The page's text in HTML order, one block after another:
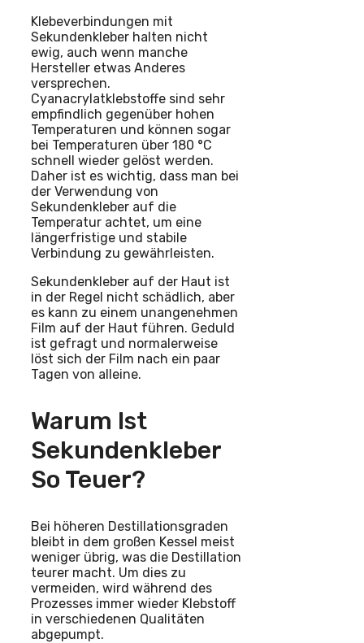
Klebeverbindungen mit
Sekundenkleber halten nicht
ewig, auch wenn manche
Hersteller etwas Anderes
versprechen.
Cyanacrylatklebstoffe sind sehr
empfindlich gegenüber hohen
Temperaturen und können sogar
bei Temperaturen über 180 °C
schnell wieder gelöst werden.
Daher ist es wichtig, dass man bei
der Verwendung von
Sekundenkleber auf die
Temperatur achtet, um eine
längerfristige und stabile
Verbindung zu gewährleisten.
Sekundenkleber auf der Haut ist
in der Regel nicht schädlich, aber
es kann zu einem unangenehmen
Film auf der Haut führen. Geduld
ist gefragt und normalerweise
löst sich der Film nach ein paar
Tagen von alleine.
Warum Ist
Sekundenkleber
So Teuer?
Bei höheren Destillationsgraden
bleibt in dem großen Kessel meist
weniger übrig, was die Destillation
teurer macht. Um dies zu
vermeiden, wird während des
Prozesses immer wieder Klebstoff
in verschiedenen Qualitäten
abgepumpt.